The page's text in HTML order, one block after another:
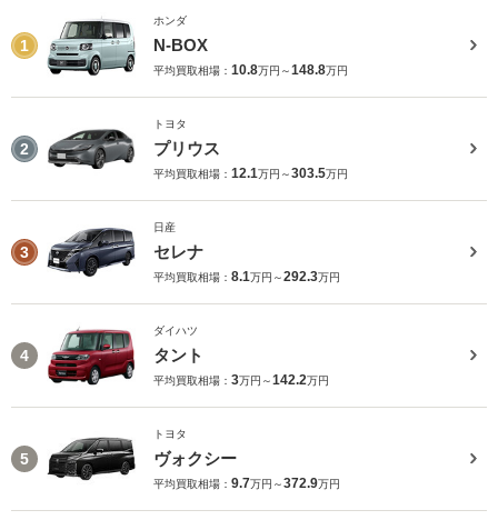
1
ホンダ
N-BOX
平均買取相場： 10.8万円～148.8万円
2
トヨタ
プリウス
平均買取相場： 12.1万円～303.5万円
3
日産
セレナ
平均買取相場： 8.1万円～292.3万円
4
ダイハツ
タント
平均買取相場： 3万円～142.2万円
5
トヨタ
ヴォクシー
平均買取相場： 9.7万円～372.9万円